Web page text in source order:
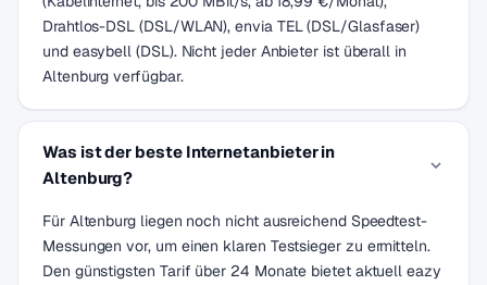
Drahtlos-DSL (DSL/WLAN), envia TEL (DSL/Glasfaser)
und easybell (DSL). Nicht jeder Anbieter ist überall in
Altenburg verfügbar.
Was ist der beste Internetanbieter in
Altenburg?
Für Altenburg liegen noch nicht ausreichend Speedtest-
Messungen vor, um einen klaren Testsieger zu ermitteln.
Den günstigsten Tarif über 24 Monate bietet aktuell eazy